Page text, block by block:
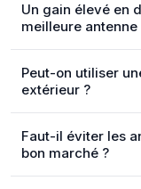
Un gain élevé en
meilleure antenne
Peut-on utiliser
extérieur ?
Faut-il éviter les
bon marché ?